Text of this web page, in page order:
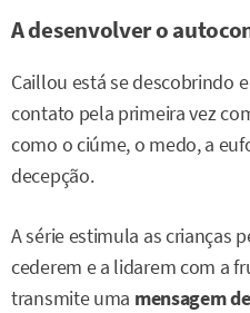
A desenvolver o
Caillou está se descobrindo
contato pela primeira vez
como o ciúme, o medo, a
decepção.
A série estimula as crianças
cederem e a lidarem com a
transmite uma mensagem